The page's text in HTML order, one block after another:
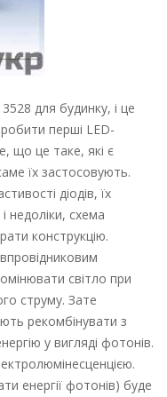
для будинку, і це
перші LЕD-
що це таке, які є
їх застосовують.
діодів, їх
недоліки, схема
конструкцію.
світло при
струму. Зате
рекомбінувати з
у вигляді фотонів.
енергії фотонів) буде